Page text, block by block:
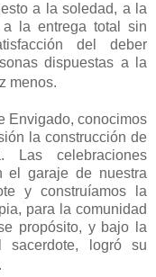
a la soledad, a la
la entrega total sin
del deber
dispuestas a la
menos.
Envigado, conocimos
la construcción de
celebraciones
el garaje de nuestra
y construíamos la
para la comunidad
propósito, y bajo la
sacerdote, logró su